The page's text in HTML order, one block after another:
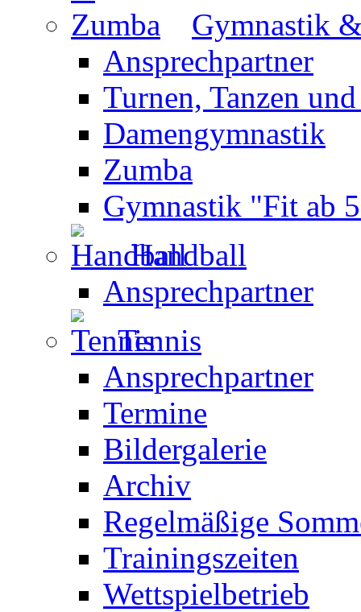
Gymnastik
Ansprechpartner
Turnen, Tanzen
Damengymnastik
Zumba
Gymnastik "Fit ab
Handball
Ansprechpartner
Tennis
Ansprechpartner
Termine
Bildergalerie
Archiv
Regelmäßige
Trainingszeiten
Wettspielbetrieb